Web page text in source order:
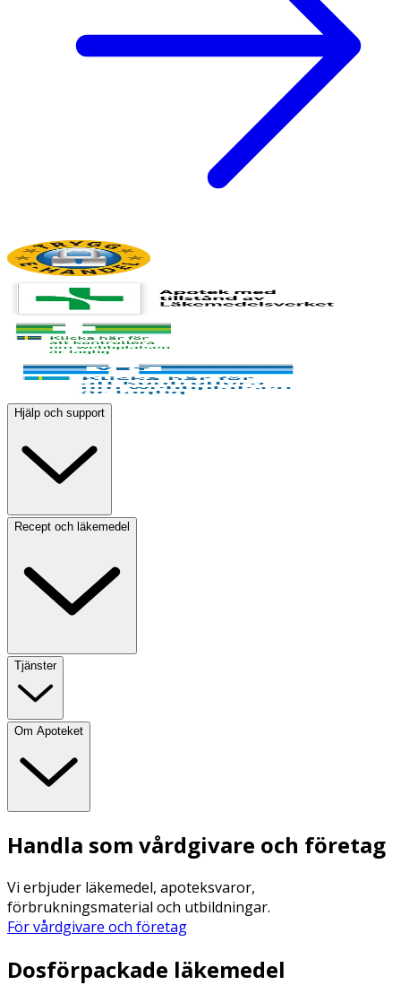
Hjälp och support
Recept och läkemedel
Tjänster
Om Apoteket
Handla som vårdgivare och företag
Vi erbjuder läkemedel, apoteksvaror,
förbrukningsmaterial och utbildningar.
För vårdgivare och företag
Dosförpackade läkemedel